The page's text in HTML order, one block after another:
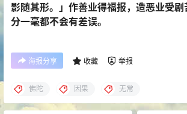
影随其形。」作善业得福报，造恶业受
分一毫都不会有差误。
海报分享 收藏 举报
佛陀 因果 无常